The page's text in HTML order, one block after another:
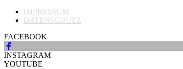
IMPRESSUM
DATENSCHUTZ
FACEBOOK
INSTAGRAM
YOUTUBE